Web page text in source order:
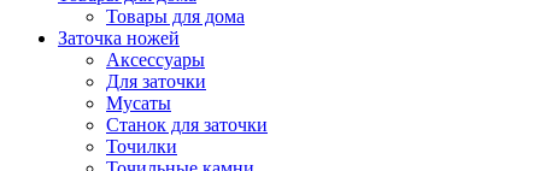
Товары для дома
Заточка ножей
Аксессуары
Для заточки
Мусаты
Станок для заточки
Точилки